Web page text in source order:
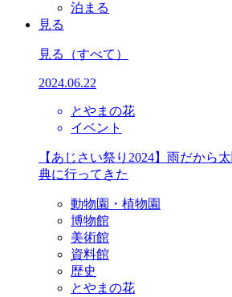
泊まる
見る
見る （すべて）
2024.06.22
とやまの花
イベント
【あじさい祭り2024】雨だから
典に行ってきた
動物園・植物園
博物館
美術館
資料館
歴史
とやまの花